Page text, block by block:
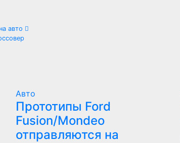
авто
Авто
Прототипы Ford
Fusion/Mondeo
отправляются на